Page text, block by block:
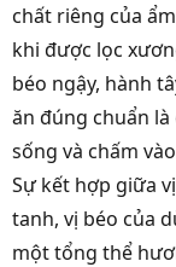
chất riêng của
khi được lọc
béo ngậy, hành
ăn đúng chuẩn
sống và chấm
Sự kết hợp giữa
tanh, vị béo của
một tổng thể